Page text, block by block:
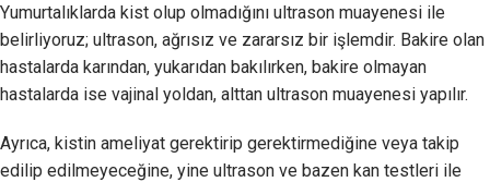
Yumurtalıklarda kist olup olmadığını ultrason muayenesi ile
belirliyoruz; ultrason, ağrısız ve zararsız bir işlemdir. Bakire olan
hastalarda karından, yukarıdan bakılırken, bakire olmayan
hastalarda ise vajinal yoldan, alttan ultrason muayenesi yapılır.
Ayrıca, kistin ameliyat gerektirip gerektirmediğine veya takip
edilip edilmeyeceğine, yine ultrason ve bazen kan testleri ile